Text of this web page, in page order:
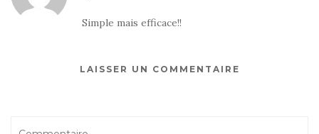
Simple mais efficace!!
LAISSER UN COMMENTAIRE